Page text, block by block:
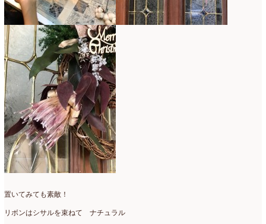
置いてみても素敵！
リボンはシサルを束ねて ナチュラル